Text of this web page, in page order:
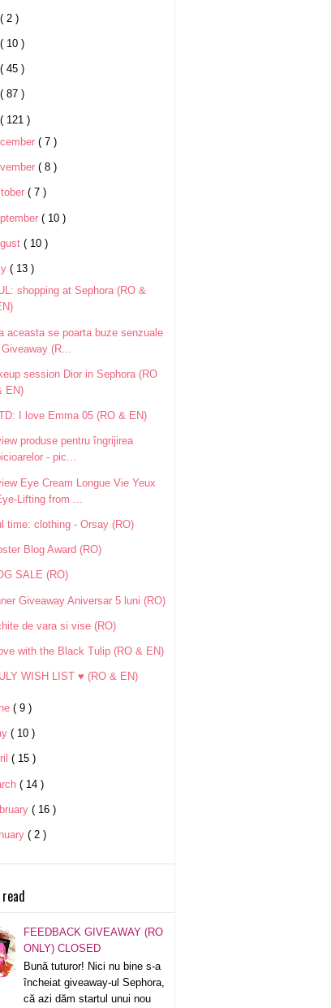
( 2 )
( 10 )
( 45 )
( 87 )
( 121 )
( 7 )
( 8 )
( 7 )
( 10 )
( 10 )
( 13 )
shopping at Sephora (RO &
aceasta se poarta buze senzuale
(R...
session Dior in Sephora (RO
EN)
I love Emma 05 (RO & EN)
produse pentru îngrijirea
- pic...
Eye Cream Longue Vie Yeux
Lifting from ...
time: clothing - Orsay (RO)
Blog Award (RO)
SALE (RO)
Giveaway Aniversar 5 luni (RO)
de vara si vise (RO)
with the Black Tulip (RO & EN)
WISH LIST ♥ (RO & EN)
( 9 )
( 10 )
( 15 )
( 14 )
( 16 )
( 2 )
FEEDBACK GIVEAWAY (RO
ONLY) CLOSED
Bună tuturor! Nici nu bine s-a
încheiat giveaway-ul Sephora,
că azi dăm startul unui nou